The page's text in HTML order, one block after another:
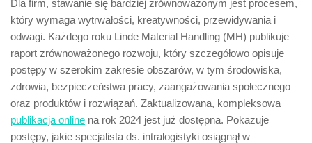
Dla firm, stawanie się bardziej zrównoważonym jest procesem,
który wymaga wytrwałości, kreatywności, przewidywania i
odwagi. Każdego roku Linde Material Handling (MH) publikuje
raport zrównoważonego rozwoju, który szczegółowo opisuje
postępy w szerokim zakresie obszarów, w tym środowiska,
zdrowia, bezpieczeństwa pracy, zaangażowania społecznego
oraz produktów i rozwiązań. Zaktualizowana, kompleksowa
publikacja online na rok 2024 jest już dostępna. Pokazuje
postępy, jakie specjalista ds. intralogistyki osiągnął w